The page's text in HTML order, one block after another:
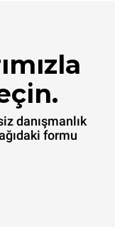
danışmanlık
formu